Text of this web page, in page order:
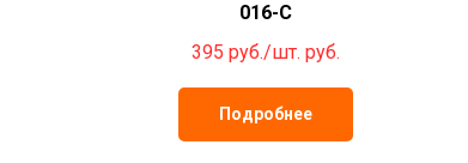
016-C
395 руб./шт. руб.
Подробнее